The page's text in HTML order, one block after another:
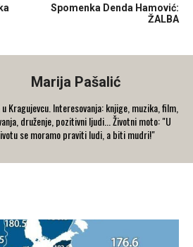
Spomenka Denda Hamović:
ŽALBA
Marija Pašalić
u Kragujevcu. Interesovanja: knjige, muzika, film,
druženje, pozitivni ljudi... Životni moto: "U
se moramo praviti ludi, a biti mudri!"